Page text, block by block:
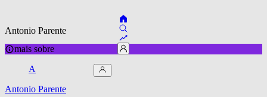
Antonio Parente
mais sobre
A
Antonio Parente